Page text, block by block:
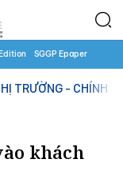
SGGP Epaper
TRƯỜNG - CHÍNH
khách